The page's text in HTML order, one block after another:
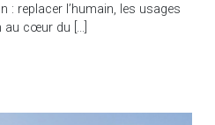
: replacer l’humain, les usages
cœur du [...]